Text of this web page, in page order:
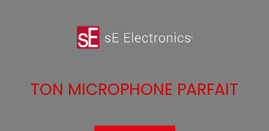
TON MICROPHONE PARFAIT